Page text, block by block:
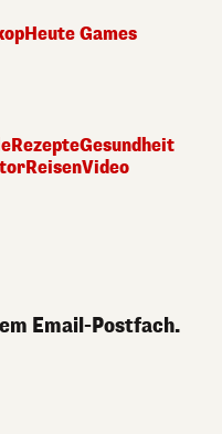
Heute Games
RezepteGesundheit
ReisenVideo
Email-Postfach.